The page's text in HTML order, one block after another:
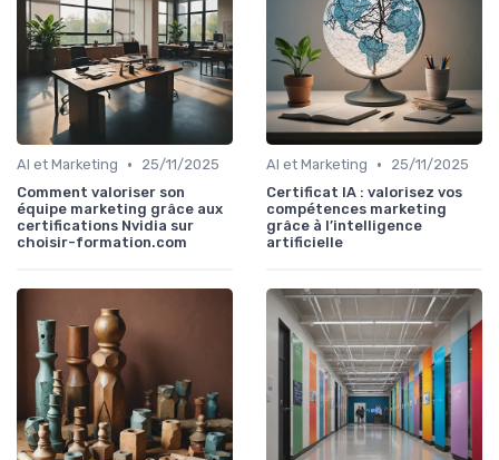
AI et Marketing •
25/11/2025
Comment valoriser son
équipe marketing grâce aux
certifications Nvidia sur
choisir-formation.com
AI et Marketing •
25/11/2025
Certificat IA : valorisez vos
compétences marketing
grâce à l’intelligence
artificielle